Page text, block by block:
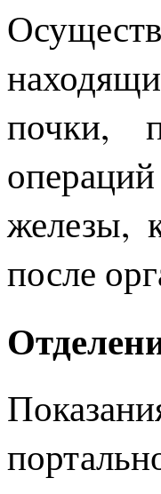
почки,
железы,
после